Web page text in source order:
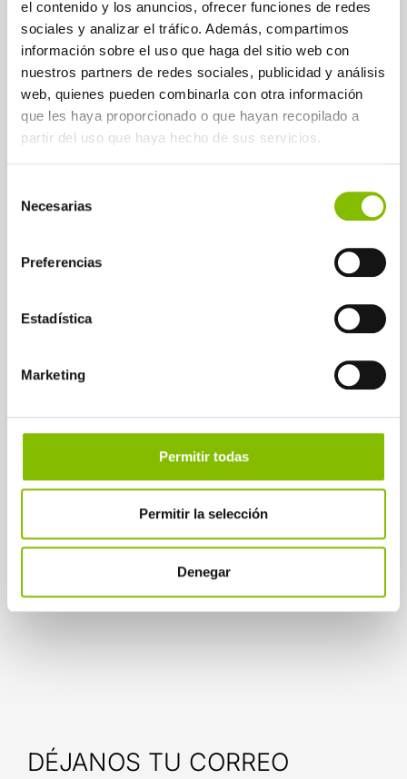
el contenido y los anuncios, ofrecer funciones de redes
sociales y analizar el tráfico. Además, compartimos
información sobre el uso que haga del sitio web con
nuestros partners de redes sociales, publicidad y análisis
web, quienes pueden combinarla con otra información
que les haya proporcionado o que hayan recopilado a
partir del uso que haya hecho de sus servicios.
Necesarias
Preferencias
Estadística
Marketing
Permitir todas
Permitir la selección
Denegar
marketing del cliente,
garantizandomensajes
coherentes y consistentes en
todos los puntos de contacto.
Llamadas realizadas al 50
Incremento sustancial en
contrataciones del
producto.
Impacto directo en el
crecimiento comercial y
DÉJANOS TU CORREO